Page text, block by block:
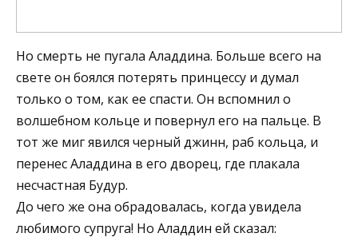
Но смерть не пугала Аладдина. Больше всего на
свете он боялся потерять принцессу и думал
только о том, как ее спасти. Он вспомнил о
волшебном кольце и повернул его на пальце. В
тот же миг явился черный джинн, раб кольца, и
перенес Аладдина в его дворец, где плакала
несчастная Будур.
До чего же она обрадовалась, когда увидела
любимого супруга! Но Аладдин ей сказал: